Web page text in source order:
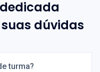
dúvidas
turma?